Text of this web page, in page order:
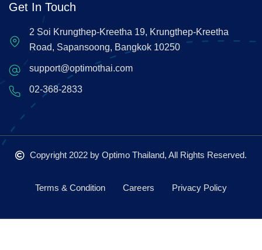
Get In Touch
2 Soi Krungthep-Kreetha 19, Krungthep-Kreetha
Road, Sapansoong, Bangkok 10250
support@optimothai.com
02-368-2833
Copyright 2022 by Optimo Thailand, All Rights Reserved.
Terms & Condition Careers Privacy Policy